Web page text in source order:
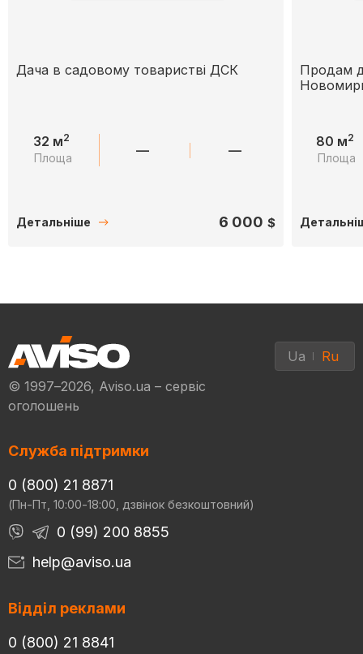
Дача в садовому товаристві ДСК
32 м2
Площа — —
Детальніше 6 000 $
Продам
80 м2
Площа
© 1997–2026, Aviso.ua – сервіс
оголошень
Ua Ru
Служба підтримки
0 (800) 21 8871
(Пн-Пт, 10:00-18:00, дзвінок безкоштовний)
0 (99) 200 8855
help@aviso.ua
Відділ реклами
0 (800) 21 8841